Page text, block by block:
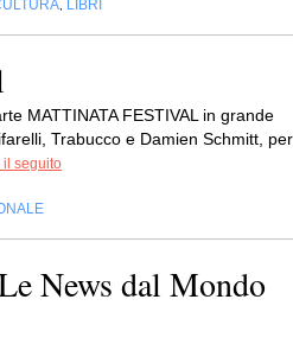
, LIBRI
MATTINATA FESTIVAL in grande
Trabucco e Damien Schmitt, per
il seguito
News dal Mondo